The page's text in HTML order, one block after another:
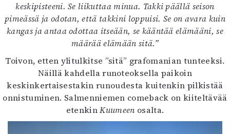
keskipisteeni. Se liikuttaa minua. Takki päällä seison
pimeässä ja odotan, että takkini loppuisi. Se on avara kuin
kangas ja antaa odottaa itseään, se kääntää elämääni, se
määrää elämään sitä.”
Toivon, etten ylitulkitse ”sitä” grafomanian tunteeksi.
Näillä kahdella runoteoksella paikoin
keskinkertaisestakin runoudesta kuitenkin pilkistää
onnistuminen. Salmenniemen comeback on kiiteltävää
etenkinKuumeen osalta.